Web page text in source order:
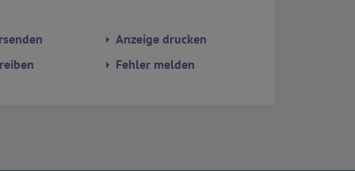
Anzeige drucken
Fehler melden